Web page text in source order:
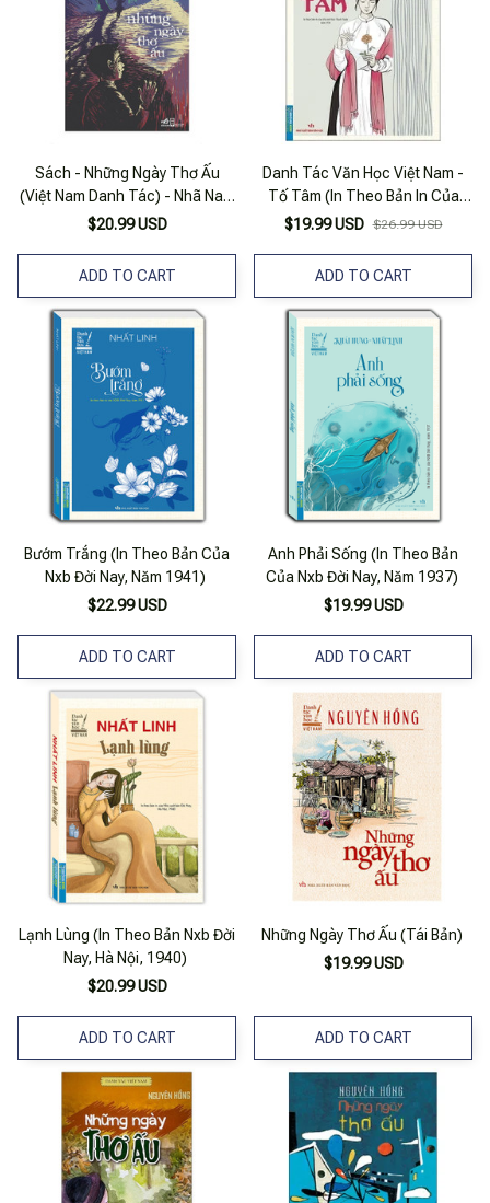
Sách - Những Ngày Thơ Ấu
(Việt Nam Danh Tác) - Nhã Nam
Official
$20.99 USD
ADD TO CART
Danh Tác Văn Học Việt Nam -
Tố Tâm (In Theo Bản In Của
NXB Thanh Xuân Năm 1958)
$19.99 USD $26.99 USD
ADD TO CART
Bướm Trắng (In Theo Bản Của
Nxb Đời Nay, Năm 1941)
$22.99 USD
ADD TO CART
Anh Phải Sống (In Theo Bản
Của Nxb Đời Nay, Năm 1937)
$19.99 USD
ADD TO CART
Lạnh Lùng (In Theo Bản Nxb Đời
Nay, Hà Nội, 1940)
$20.99 USD
ADD TO CART
Những Ngày Thơ Ấu (Tái Bản)
$19.99 USD
ADD TO CART